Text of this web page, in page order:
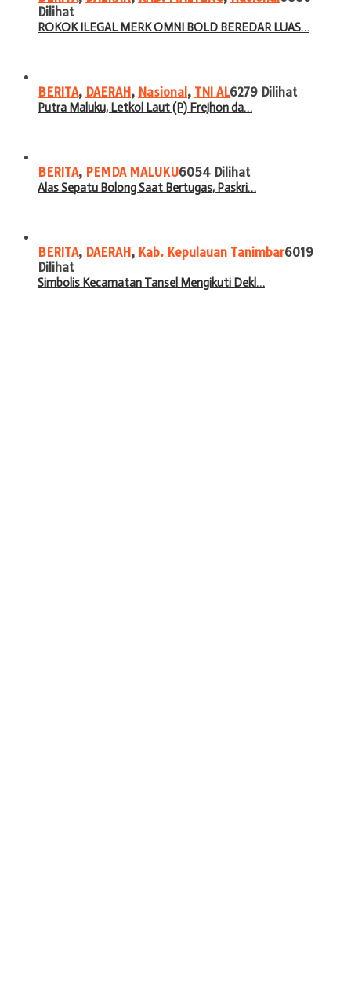
Dilihat
ROKOK ILEGAL MERK OMNI BOLD BEREDAR LUAS…
BERITA, DAERAH, Nasional , TNI AL6279 Dilihat
Putra Maluku, Letkol Laut (P) Frejhon da…
BERITA, PEMDA MALUKU6054 Dilihat
Alas Sepatu Bolong Saat Bertugas, Paskri…
BERITA, DAERAH, Kab. Kepulauan Tanimbar6019
Dilihat
Simbolis Kecamatan Tansel Mengikuti Dekl…